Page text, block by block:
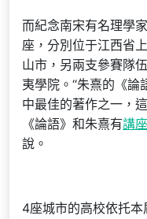
而紀念南宋有名理學
座，分別位于江西省
山市，另兩支參賽隊
夷學院。“朱熹的《
中最佳的著作之一，
《論語》和朱熹有講
說。
4座城市的高校依托